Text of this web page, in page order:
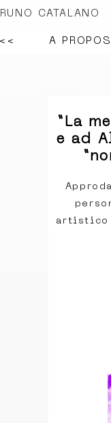
CATALANO
<< A PROPOS
“La
e ad
artistico